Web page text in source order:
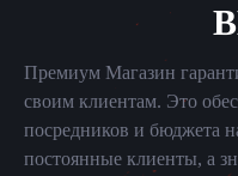
Премиум Магазин
своим клиентам. Это
посредников и бюджета
постоянные клиенты, а